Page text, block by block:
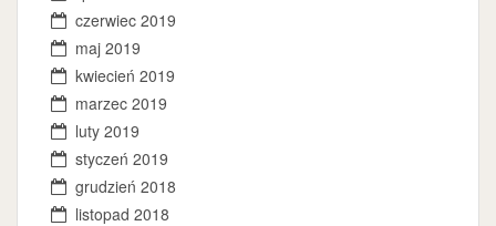
czerwiec 2019
maj 2019
kwiecień 2019
marzec 2019
luty 2019
styczeń 2019
grudzień 2018
listopad 2018